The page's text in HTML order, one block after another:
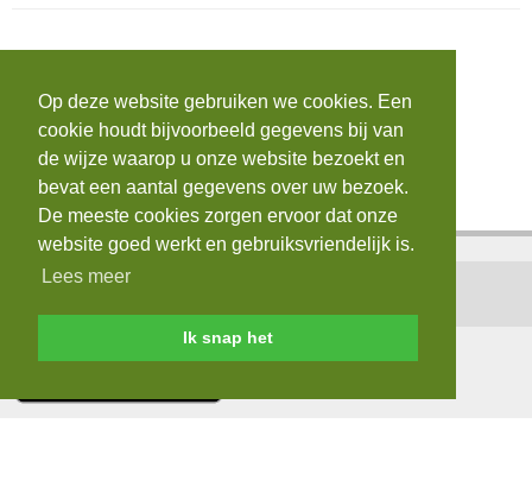
Op deze website gebruiken we cookies. Een
cookie houdt bijvoorbeeld gegevens bij van
de wijze waarop u onze website bezoekt en
bevat een aantal gegevens over uw bezoek.
De meeste cookies zorgen ervoor dat onze
website goed werkt en gebruiksvriendelijk is.
Lees meer
Ik snap het
Home